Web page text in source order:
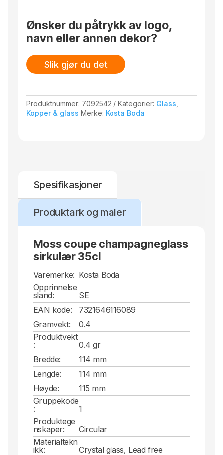
Ønsker du påtrykk av logo,
navn eller annen dekor?
Slik gjør du det
Produktnummer: 7092542 Kategorier: Glass
Kopper & glass Merke: Kosta Boda
Spesifikasjoner
Produktark og maler
Moss coupe champagneglass
sirkulær 35cl
Varemerke: Kosta Boda
Opprinnelse
sland:
SE
EAN kode:
7321646116089
Gramvekt:
0.4
Produktvekt
:
0.4 gr
Bredde:
114 mm
Lengde:
114 mm
Høyde:
115 mm
Gruppekode
:
1
Produktege
nskaper:
Circular
Materialtekn
ikk:
Crystal glass, Lead free